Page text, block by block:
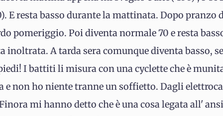
E resta basso durante la mattinata. Dopo pranzo
pomeriggio. Poi diventa normale 70 e resta
inoltrata. A tarda sera comunque diventa basso,
I battiti li misura con una cyclette che è
e non ho niente tranne un soffietto. Dagli
mi hanno detto che è una cosa legata all'